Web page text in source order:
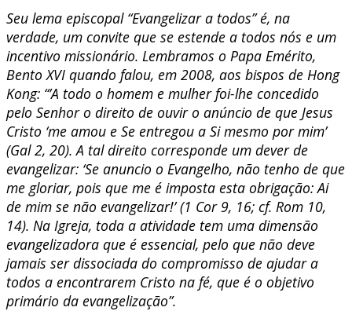
Seu lema episcopal “Evangelizar a todos” é, na
verdade, um convite que se estende a todos nós e um
incentivo missionário. Lembramos o Papa Emérito,
Bento XVI quando falou, em 2008, aos bispos de Hong
Kong: “’A todo o homem e mulher foi-lhe concedido
pelo Senhor o direito de ouvir o anúncio de que Jesus
Cristo ‘me amou e Se entregou a Si mesmo por mim’
(Gal 2, 20). A tal direito corresponde um dever de
evangelizar: ‘Se anuncio o Evangelho, não tenho de que
me gloriar, pois que me é imposta esta obrigação: Ai
de mim se não evangelizar!’ (1 Cor 9, 16; cf. Rom 10,
14). Na Igreja, toda a atividade tem uma dimensão
evangelizadora que é essencial, pelo que não deve
jamais ser dissociada do compromisso de ajudar a
todos a encontrarem Cristo na fé, que é o objetivo
primário da evangelização”.